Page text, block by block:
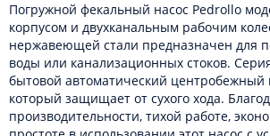
Погружной фекальный насос Pedrollo
корпусом и двухканальным рабочим
нержавеющей стали предназначен для
воды или канализационных стоков.
бытовой автоматический центробежный
который защищает от сухого хода.
производительности, тихой работе,